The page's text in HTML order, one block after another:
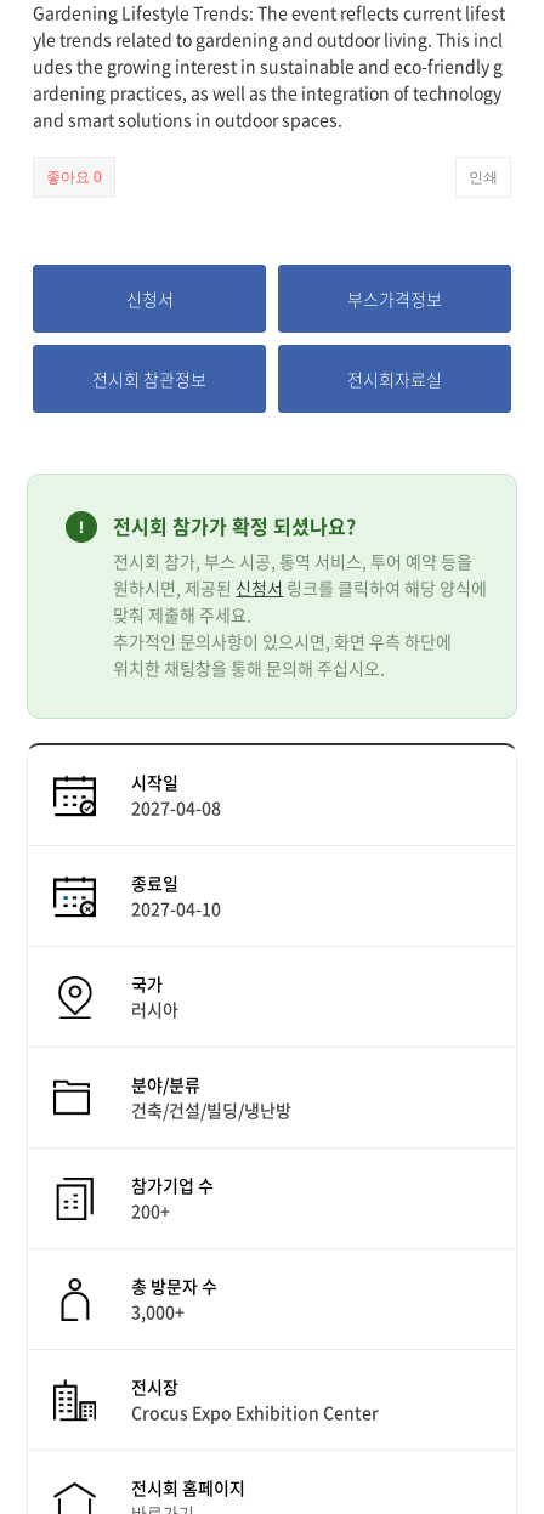
Gardening Lifestyle Trends: The event reflects current lifest
yle trends related to gardening and outdoor living. This incl
udes the growing interest in sustainable and eco-friendly g
ardening practices, as well as the integration of technology
and smart solutions in outdoor spaces.
좋아요0 인쇄
신청서 부스가격정보
전시회 참관정보 전시회자료실
전시회 참가가 확정 되셨나요?
전시회 참가, 부스 시공, 통역 서비스, 투어 예약 등을
원하시면, 제공된 신청서 링크를 클릭하여 해당 양식에
맞춰 제출해 주세요.
추가적인 문의사항이 있으시면, 화면 우측 하단에
위치한 채팅창을 통해 문의해 주십시오.
시작일
2027-04-08
종료일
2027-04-10
국가
러시아
분야/분류
건축/건설/빌딩/냉난방
참가기업 수
200+
총 방문자 수
3,000+
전시장
Crocus Expo Exhibition Center
전시회 홈페이지